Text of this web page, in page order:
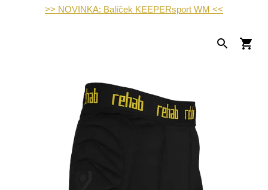
>> NOVINKA: Balíček KEEPERsport WM <<